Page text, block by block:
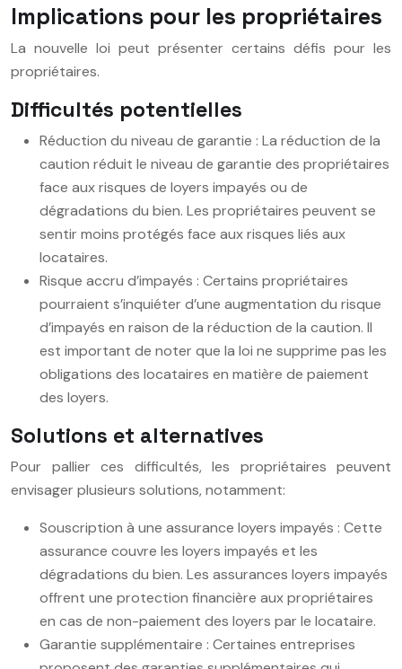
Implications pour les propriétaires
La nouvelle loi peut présenter certains défis pour les
propriétaires.
Difficultés potentielles
Réduction du niveau de garantie : La réduction de la
caution réduit le niveau de garantie des propriétaires
face aux risques de loyers impayés ou de
dégradations du bien. Les propriétaires peuvent se
sentir moins protégés face aux risques liés aux
locataires.
Risque accru d’impayés : Certains propriétaires
pourraient s’inquiéter d’une augmentation du risque
d’impayés en raison de la réduction de la caution. Il
est important de noter que la loi ne supprime pas les
obligations des locataires en matière de paiement
des loyers.
Solutions et alternatives
Pour pallier ces difficultés, les propriétaires peuvent
envisager plusieurs solutions, notamment:
Souscription à une assurance loyers impayés : Cette
assurance couvre les loyers impayés et les
dégradations du bien. Les assurances loyers impayés
offrent une protection financière aux propriétaires
en cas de non-paiement des loyers par le locataire.
Garantie supplémentaire : Certaines entreprises